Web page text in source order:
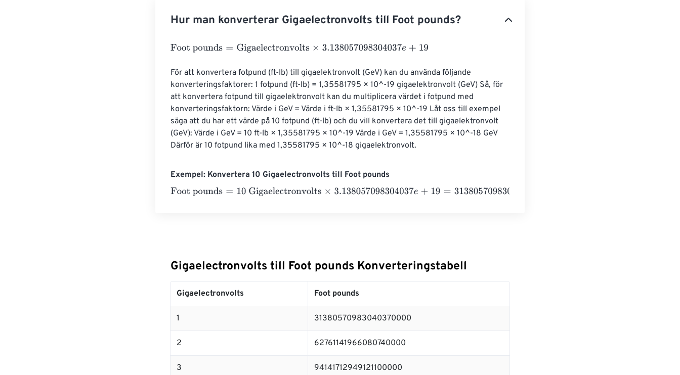
Hur man konverterar Gigaelectronvolts till Foot pounds?
Foot pounds=Gigaelectronvolts×3.138057098304037e+19
För att konvertera fotpund (ft-lb) till gigaelektronvolt (GeV) kan du använda följande
konverteringsfaktorer: 1 fotpund (ft-lb) = 1,35581795 × 10^-19 gigaelektronvolt (GeV) Så, för
att konvertera fotpund till gigaelektronvolt kan du multiplicera värdet i fotpund med
konverteringsfaktorn: Värde i GeV = Värde i ft-lb × 1,35581795 × 10^-19 Låt oss till exempel
säga att du har ett värde på 10 fotpund (ft-lb) och du vill konvertera det till gigaelektronvolt
(GeV): Värde i GeV = 10 ft-lb × 1,35581795 × 10^-19 Värde i GeV = 1,35581795 × 10^-18 GeV
Därför är 10 fotpund lika med 1,35581795 × 10^-18 gigaelektronvolt.
Exempel: Konvertera 10 Gigaelectronvolts till Foot pounds
Foot pounds=10 Gigaelectronvolts×3.138057098304037e+19=313805709830403600000 Foot pounds
Gigaelectronvolts till Foot pounds Konverteringstabell
Gigaelectronvolts Foot pounds
1 31380570983040370000
2 62761141966080740000
3 94141712949121100000